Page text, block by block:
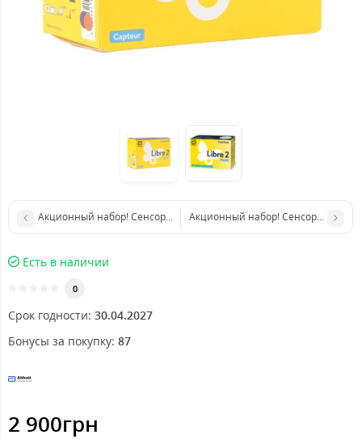
Акционный набор! Сенсор FreeStyle Libre 3 Plus (6 уп.)
Акционный набор! Сенсор FreeStyle
Есть в наличии
0
Срок годности: 30.04.2027
Бонусы за покупку: 87
2 900грн